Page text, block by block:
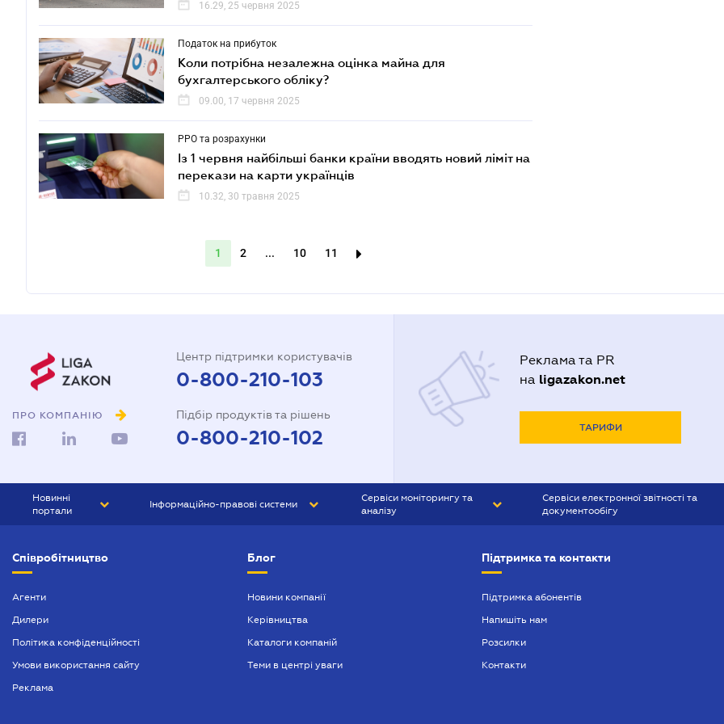
16.29, 25 червня 2025
Податок на прибуток
Коли потрібна незалежна оцінка майна для
бухгалтерського обліку?
09.00, 17 червня 2025
РРО та розрахунки
Із 1 червня найбільші банки країни вводять новий ліміт на
перекази на карти українців
10.32, 30 травня 2025
1 2 ... 10 11
ПРО КОМПАНІЮ
Центр підтримки користувачів
0-800-210-103
Підбір продуктів та рішень
0-800-210-102
Реклама та PR
на ligazakon.net
ТАРИФИ
Новинні
портали
БІЗНЕС
Інформаційно-правові системи
БУХГАЛТЕР ПРОФ
Сервіси моніторингу та
аналізу
Сервіси електронної звітності та
документообігу
Співробітництво
Агенти
Дилери
Політика конфіденційності
Умови використання сайту
Реклама
Блог
Новини компанії
Керівництва
Каталоги компаній
Теми в центрі уваги
Підтримка та контакти
Підтримка абонентів
Напишіть нам
Розсилки
Контакти